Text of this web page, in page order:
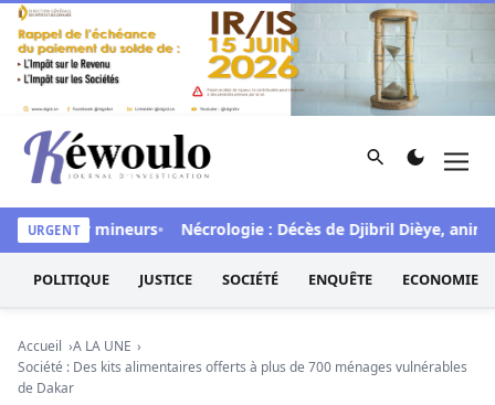
Aller au contenu
Kéwoulo, le premier site d'information et d'investigation
Rechercher
URGENT
sur mineurs Nécrologie : Décès de Djibril Dièye,
POLITIQUE JUSTICE SOCIÉTÉ ENQUÊTE ECONOMIE
Accueil
A LA UNE
Société : Des kits alimentaires offerts à plus de 700 ménages vulnérables
de Dakar